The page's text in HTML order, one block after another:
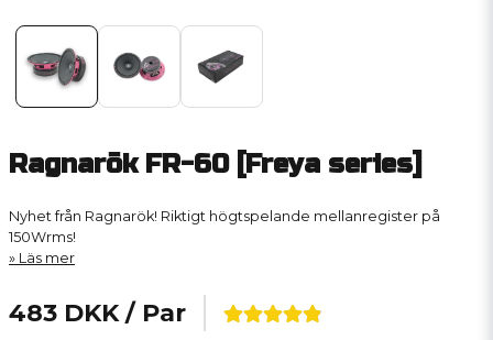
Ragnarök FR-60 [Freya series]
Nyhet från Ragnarök! Riktigt högtspelande mellanregister på
150Wrms!
Läs mer
483 DKK / Par